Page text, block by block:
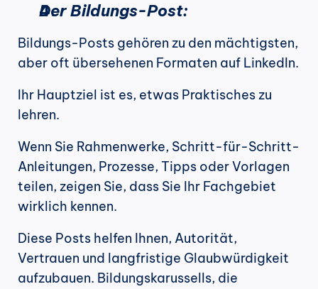
Der Bildungs-Post:
Bildungs-Posts gehören zu den mächtigsten,
aber oft übersehenen Formaten auf LinkedIn.
Ihr Hauptziel ist es, etwas Praktisches zu
lehren.
Wenn Sie Rahmenwerke, Schritt-für-Schritt-
Anleitungen, Prozesse, Tipps oder Vorlagen
teilen, zeigen Sie, dass Sie Ihr Fachgebiet
wirklich kennen.
Diese Posts helfen Ihnen, Autorität,
Vertrauen und langfristige Glaubwürdigkeit
aufzubauen. Bildungskarussells, die